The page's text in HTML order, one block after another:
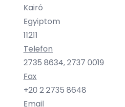
Kairó
Egyiptom
11211
Telefon
2735 8634, 2737 0019
Fax
+20 2 2735 8648
Email